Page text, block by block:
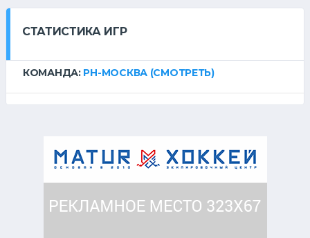
СТАТИСТИКА ИГР
КОМАНДА: РН-МОСКВА (СМОТРЕТЬ)